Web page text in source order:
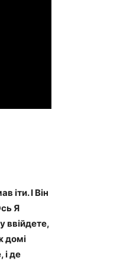
іти. І Він
Я
ввійдете,
домі
і де